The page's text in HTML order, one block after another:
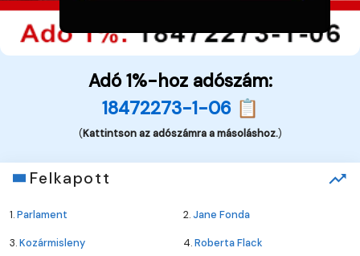
Adó 1%-hoz adószám:
18472273-1-06 📋
(Kattintson az adószámra a másoláshoz.)
Felkapott
1.Parlament 2.Jane Fonda
3.Kozármisleny 4.Roberta Flack